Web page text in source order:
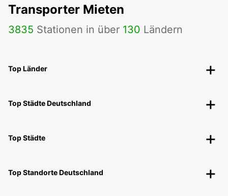
Transporter Mieten
3835 Stationen in über 130 Ländern
Top Länder
Top Städte Deutschland
Top Städte
Top Standorte Deutschland